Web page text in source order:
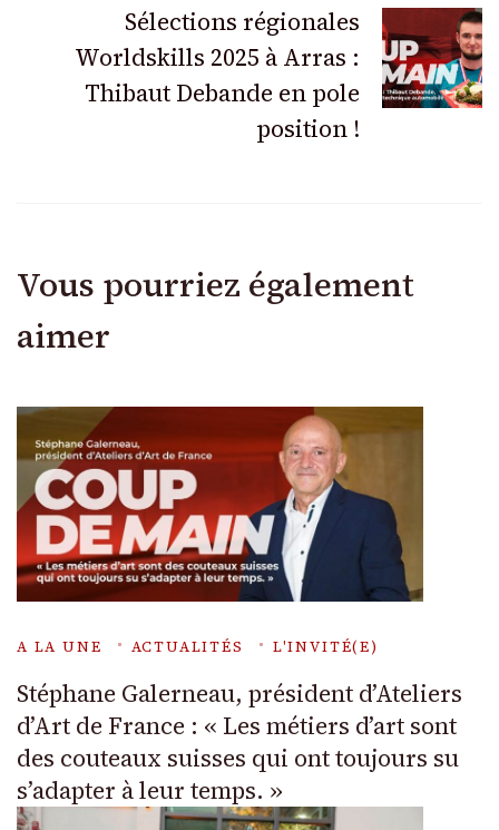
Sélections régionales
Worldskills 2025 à Arras :
Thibaut Debande en pole
position !
Vous pourriez également
aimer
A LA UNE ACTUALITÉS L'INVITÉ(E)
Stéphane Galerneau, président d’Ateliers
d’Art de France : « Les métiers d’art sont
des couteaux suisses qui ont toujours su
s’adapter à leur temps. »